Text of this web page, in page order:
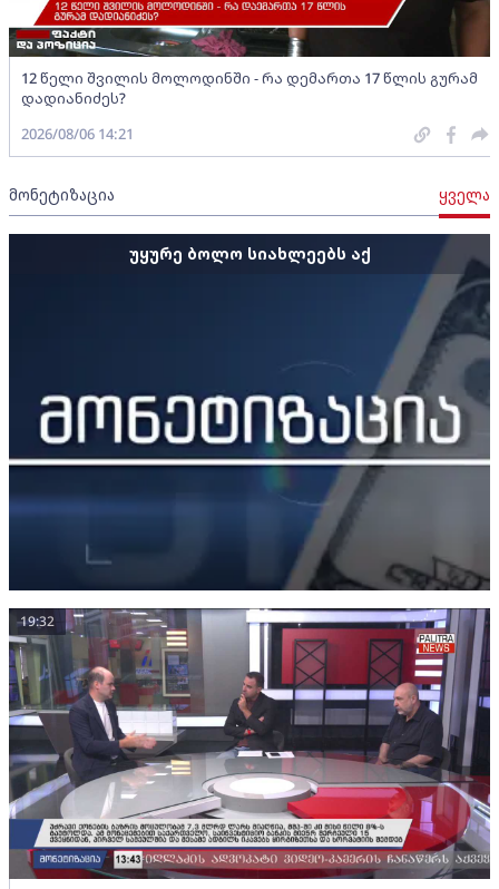
12 წელი შვილის მოლოდინში - რა დემართა 17 წლის გურამ
დადიანიძეს?
2026/08/06 14:21
მონეტიზაცია ყველა
უყურე ბოლო სიახლეებს აქ
19:32